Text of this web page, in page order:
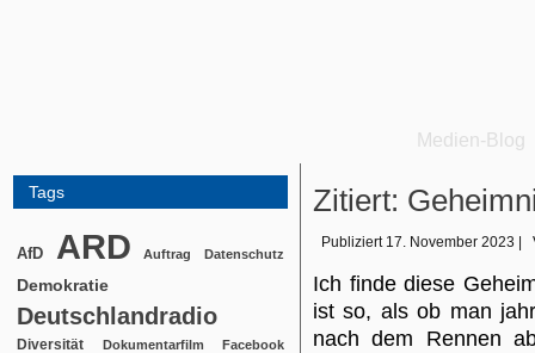
Medien-Blog
Tags
AfD ARD Auftrag Datenschutz
Demokratie
Deutschlandradio
Diversität Dokumentarfilm Facebook
Zitiert:
Publiziert 17. November 2023
Ich finde diese
ist so, als ob man
nach dem Rennen